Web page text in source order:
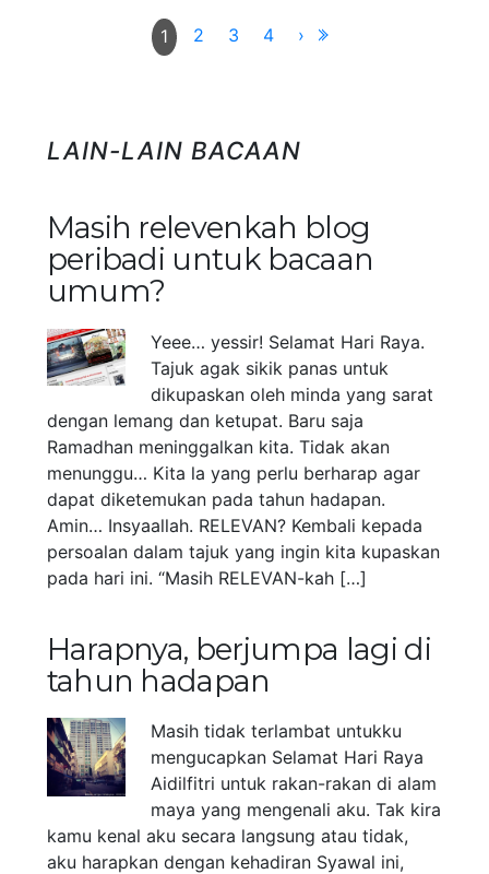
1 2 3 4 ›
LAIN-LAIN BACAAN
Masih relevenkah blog
peribadi untuk bacaan
umum?
Yeee… yessir! Selamat Hari Raya.
Tajuk agak sikik panas untuk
dikupaskan oleh minda yang sarat
dengan lemang dan ketupat. Baru saja
Ramadhan meninggalkan kita. Tidak akan
menunggu… Kita la yang perlu berharap agar
dapat diketemukan pada tahun hadapan.
Amin… Insyaallah. RELEVAN? Kembali kepada
persoalan dalam tajuk yang ingin kita kupaskan
pada hari ini. “Masih RELEVAN-kah […]
Harapnya, berjumpa lagi di
tahun hadapan
Masih tidak terlambat untukku
mengucapkan Selamat Hari Raya
Aidilfitri untuk rakan-rakan di alam
maya yang mengenali aku. Tak kira
kamu kenal aku secara langsung atau tidak,
aku harapkan dengan kehadiran Syawal ini,